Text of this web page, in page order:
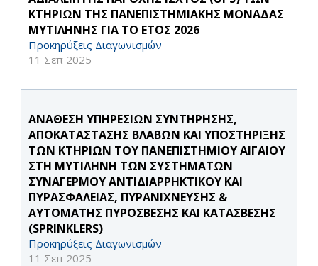
ΚΤΗΡΙΩΝ ΤΗΣ ΠΑΝΕΠΙΣΤΗΜΙΑΚΗΣ ΜΟΝΑΔΑΣ
ΜΥΤΙΛΗΝΗΣ ΓΙΑ ΤΟ ΕΤΟΣ 2026
Προκηρύξεις Διαγωνισμών
11 Σεπ 2025
ΑΝΑΘΕΣΗ ΥΠΗΡΕΣΙΩΝ ΣΥΝΤΗΡΗΣΗΣ,
ΑΠΟΚΑΤΑΣΤΑΣΗΣ ΒΛΑΒΩΝ ΚΑΙ ΥΠΟΣΤΗΡΙΞΗΣ
ΤΩΝ ΚΤΗΡΙΩΝ ΤΟΥ ΠΑΝΕΠΙΣΤΗΜΙΟΥ ΑΙΓΑΙΟΥ
ΣΤΗ ΜΥΤΙΛΗΝΗ ΤΩΝ ΣΥΣΤΗΜΑΤΩΝ
ΣΥΝΑΓΕΡΜΟΥ ΑΝΤΙΔΙΑΡΡΗΚΤΙΚΟΥ ΚΑΙ
ΠΥΡΑΣΦΑΛΕΙΑΣ, ΠΥΡΑΝΙΧΝΕΥΣΗΣ &
ΑΥΤΟΜΑΤΗΣ ΠΥΡΟΣΒΕΣΗΣ ΚΑΙ ΚΑΤΑΣΒΕΣΗΣ
(SPRINKLERS)
Προκηρύξεις Διαγωνισμών
11 Σεπ 2025